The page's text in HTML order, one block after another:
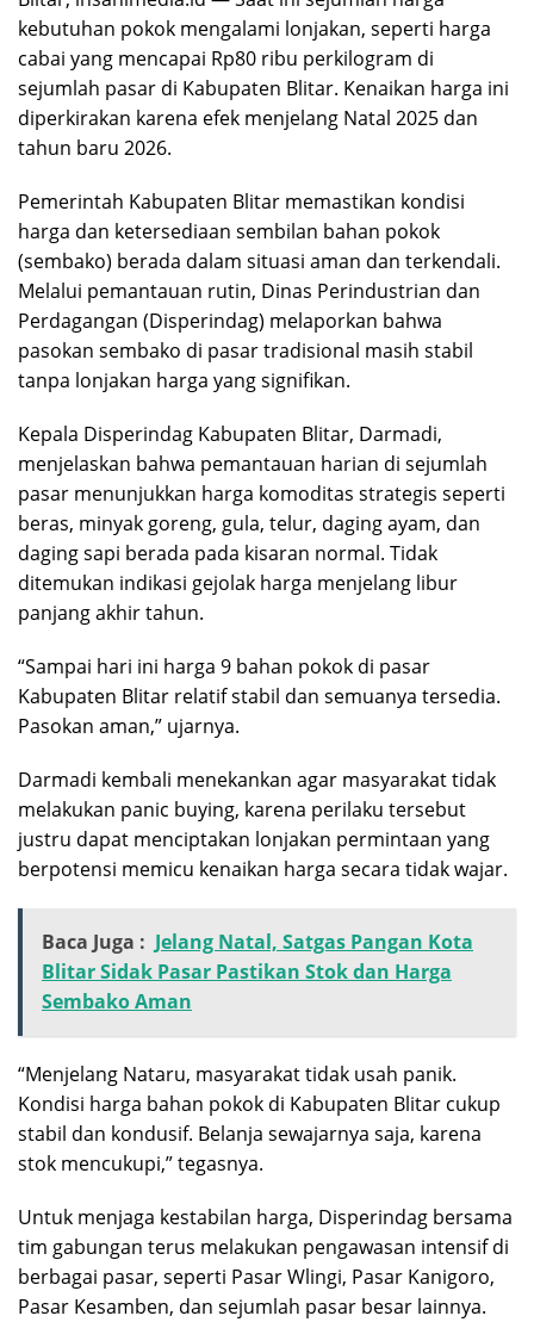
kebutuhan pokok mengalami lonjakan, seperti harga
cabai yang mencapai Rp80 ribu perkilogram di
sejumlah pasar di Kabupaten Blitar. Kenaikan harga ini
diperkirakan karena efek menjelang Natal 2025 dan
tahun baru 2026.
Pemerintah Kabupaten Blitar memastikan kondisi
harga dan ketersediaan sembilan bahan pokok
(sembako) berada dalam situasi aman dan terkendali.
Melalui pemantauan rutin, Dinas Perindustrian dan
Perdagangan (Disperindag) melaporkan bahwa
pasokan sembako di pasar tradisional masih stabil
tanpa lonjakan harga yang signifikan.
Kepala Disperindag Kabupaten Blitar, Darmadi,
menjelaskan bahwa pemantauan harian di sejumlah
pasar menunjukkan harga komoditas strategis seperti
beras, minyak goreng, gula, telur, daging ayam, dan
daging sapi berada pada kisaran normal. Tidak
ditemukan indikasi gejolak harga menjelang libur
panjang akhir tahun.
“Sampai hari ini harga 9 bahan pokok di pasar
Kabupaten Blitar relatif stabil dan semuanya tersedia.
Pasokan aman,” ujarnya.
Darmadi kembali menekankan agar masyarakat tidak
melakukan panic buying, karena perilaku tersebut
justru dapat menciptakan lonjakan permintaan yang
berpotensi memicu kenaikan harga secara tidak wajar.
Baca Juga : Jelang Natal, Satgas Pangan Kota
Blitar Sidak Pasar Pastikan Stok dan Harga
Sembako Aman
“Menjelang Nataru, masyarakat tidak usah panik.
Kondisi harga bahan pokok di Kabupaten Blitar cukup
stabil dan kondusif. Belanja sewajarnya saja, karena
stok mencukupi,” tegasnya.
Untuk menjaga kestabilan harga, Disperindag bersama
tim gabungan terus melakukan pengawasan intensif di
berbagai pasar, seperti Pasar Wlingi, Pasar Kanigoro,
Pasar Kesamben, dan sejumlah pasar besar lainnya.